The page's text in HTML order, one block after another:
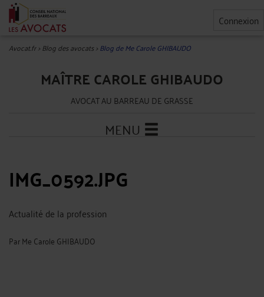
Connexion
Avocat.fr>Blog des avocats>Blog de Me Carole GHIBAUDO
MAÎTRE CAROLE GHIBAUDO
AVOCAT AU BARREAU DE GRASSE
MENU
IMG_0592.JPG
Actualité de la profession
ParMe Carole GHIBAUDO